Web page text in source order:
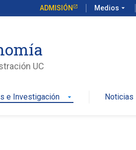
ADMISIÓN Medios arrow_drop_down
UC
e Investigación arrow_drop_down Noticias